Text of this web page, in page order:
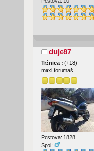
duje87
Tržnica : (+18)
maxi forumaš
Postova: 1828
Spol: